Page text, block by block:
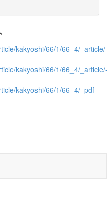
kakyoshi/66/1/66_4/
kakyoshi/66/1/66_4/
kakyoshi/66/1/66_4/_pdf